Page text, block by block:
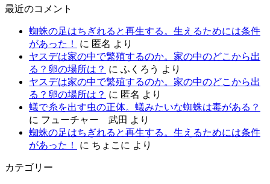
最近のコメント
蜘蛛の足はちぎれると再生する。生えるためには条件
があった！
に 匿名 より
ヤスデは家の中で繁殖するのか。家の中のどこから出
る？卵の場所は？ に ふくろう より
ヤスデは家の中で繁殖するのか。家の中のどこから出
る？卵の場所は？ に 匿名 より
蟻で糸を出す虫の正体。蟻みたいな蜘蛛は毒がある？
に フューチャー 武田 より
蜘蛛の足はちぎれると再生する。生えるためには条件
があった！
に ちょこに より
カテゴリー